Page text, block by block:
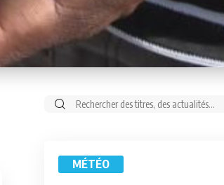
Rechercher:
MÉTÉO